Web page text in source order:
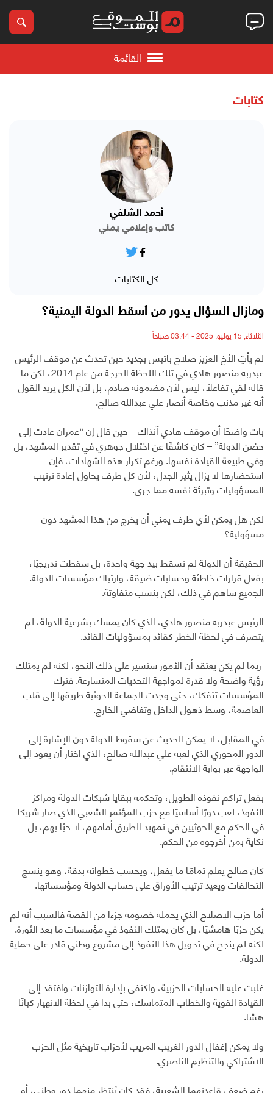
القائمة
كتابات
أحمد الشلفي
كاتب وإعلامي يمني
كل الكتابات
ومازال السؤال يدور من أسقط الدولة اليمنية؟
الثلاثاء, 15 يوليو, 2025 - 03:44 صباحاً
لم يأتِ الأخ العزيز صلاح باتيس بجديد حين تحدث عن موقف الرئيس
عبدربه منصور هادي في تلك اللحظة الحرجة من عام 2014، لكن ما
قاله لقي تفاعلًا، ليس لأن مضمونه صادم، بل لأن الكل يريد القول
أنه غير مذنب وخاصة أنصار علي عبدالله صالح.
بات واضحًا أن موقف هادي آنذاك – حين قال إن “عمران عادت إلى
حضن الدولة” – كان كاشفًا عن اختلال جوهري في تقدير المشهد، بل
وفي طبيعة القيادة نفسها. ورغم تكرار هذه الشهادات، فإن
استحضارها لا يزال يثير الجدل، لأن كل طرف يحاول إعادة ترتيب
المسؤوليات وتبرئة نفسه مما جرى.
لكن هل يمكن لأي طرف يمني أن يخرج من هذا المشهد دون
مسؤولية؟
الحقيقة أن الدولة لم تسقط بيد جهة واحدة، بل سقطت تدريجيًا،
بفعل قرارات خاطئة وحسابات ضيقة، وارتباك مؤسسات الدولة.
الجميع ساهم في ذلك، لكن بنسب متفاوتة.
الرئيس عبدربه منصور هادي، الذي كان يمسك بشرعية الدولة، لم
يتصرف في لحظة الخطر كقائد بمسؤوليات القائد.
ربما لم يكن يعتقد أن الأمور ستسير على ذلك النحو، لكنه لم يمتلك
رؤية واضحة ولا قدرة لمواجهة التحديات المتسارعة. فترك
المؤسسات تتفكك، حتى وجدت الجماعة الحوثية طريقها إلى قلب
العاصمة، وسط ذهول الداخل وتغاضي الخارج.
في المقابل، لا يمكن الحديث عن سقوط الدولة دون الإشارة إلى
الدور المحوري الذي لعبه علي عبدالله صالح، الذي اختار أن يعود إلى
الواجهة عبر بوابة الانتقام.
بفعل تراكم نفوذه الطويل، وتحكمه ببقايا شبكات الدولة ومراكز
النفوذ، لعب دورًا أساسيًا مع حزب المؤتمر الشعبي الذي صار شريكا
في الحكم مع الحوثيين في تمهيد الطريق أمامهم، لا حبًا بهم، بل
نكاية بمن أخرجوه من الحكم.
كان صالح يعلم تمامًا ما يفعل، ويحسب خطواته بدقة، وهو ينسج
التحالفات ويعيد ترتيب الأوراق على حساب الدولة ومؤسساتها.
أما حزب الإصلاح الذي يحمله خصومه جزءا من القصة فالسبب أنه لم
يكن حزبًا هامشيًا، بل كان يمتلك النفوذ في مؤسسات ما بعد الثورة.
لكنه لم ينجح في تحويل هذا النفوذ إلى مشروع وطني قادر على حماية
الدولة.
غلبت عليه الحسابات الحزبية، واكتفى بإدارة التوازنات وافتقد إلى
القيادة القوية والخطاب المتماسك، حتى بدا في لحظة الانهيار كيانًا
هشا.
ولا يمكن إغفال الدور الغريب المريب لأحزاب تاريخية مثل الحزب
الاشتراكي والتنظيم الناصري.
رغم ضعف قاعدتهما الشعبية، فقد كان يُنتظر منهما دور وطني، أو